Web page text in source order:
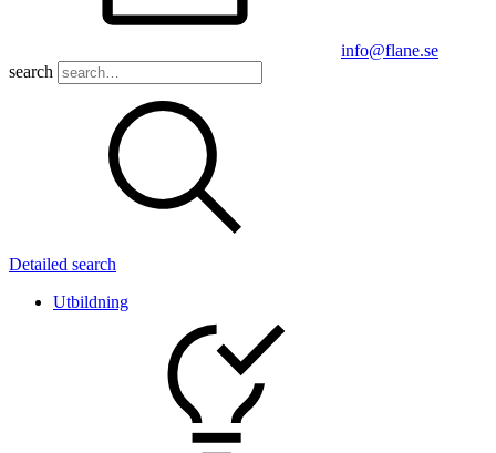
info@flane.se
search
Detailed search
Utbildning